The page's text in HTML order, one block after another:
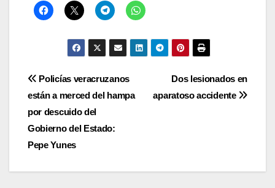
Navegación
de
entradas
Dos lesionados en
aparatoso accidente
Policías veracruzanos
están a merced del hampa
por descuido del
Gobierno del Estado:
Pepe Yunes